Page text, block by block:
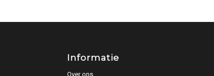
Informatie
Over ons